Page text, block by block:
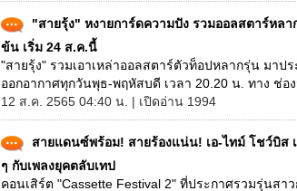
"สายรุ้ง" หงายการ์ดความปัง รวมออลสตาร์หล
ข้น เริ่ม 24 ส.ค.นี้
"สายรุ้ง" รวมเอาเหล่าออลสตาร์ตัวท็อปหลากรุ่น มาป
ออกอากาศทุกวันพุธ-พฤหัสบดี เวลา 20.20 น. ทาง ช่อง
12 ส.ค. 2565 04:40 น. | เปิดอ่าน 1994
สายแดนซ์พร้อม! สายร้องแน่น! เอ-ไทม์ โชว์บิส
ๆ กับเพลงยุคตลับเทป
คอนเสิร์ต "Cassette Festival 2" ที่ประกาศรวมรุ่นส